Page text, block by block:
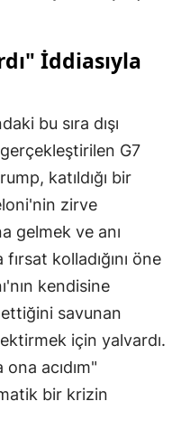
İddiasıyla
bu sıra dışı
G7
katıldığı bir
zirve
gelmek ve anı
kolladığını öne
kendisine
savunan
için yalvardı.
acıdım"
bir krizin